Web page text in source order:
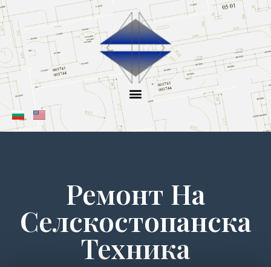
Skip
to
content
Ремонт На
Селскостопанска
Техника